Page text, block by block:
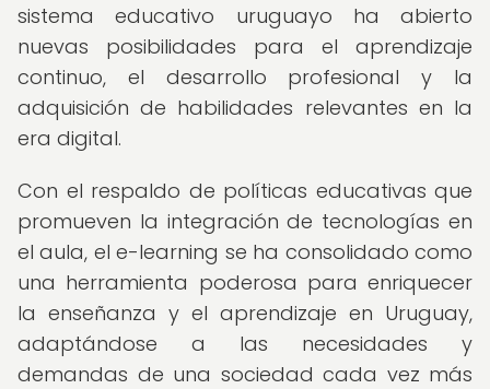
sistema educativo uruguayo ha abierto
nuevas posibilidades para el aprendizaje
continuo, el desarrollo profesional y la
adquisición de habilidades relevantes en la
era digital.
Con el respaldo de políticas educativas que
promueven la integración de tecnologías en
el aula, el e-learning se ha consolidado como
una herramienta poderosa para enriquecer
la enseñanza y el aprendizaje en Uruguay,
adaptándose a las necesidades y
demandas de una sociedad cada vez más